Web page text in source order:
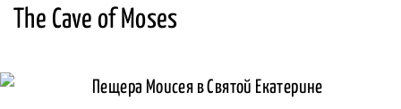
The Cave of Moses